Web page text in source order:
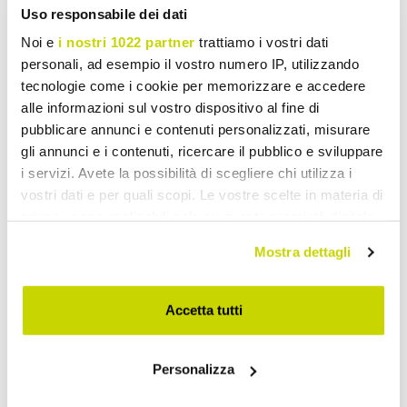
Uso responsabile dei dati
Noi e i nostri 1022 partner trattiamo i vostri dati
personali, ad esempio il vostro numero IP, utilizzando
tecnologie come i cookie per memorizzare e accedere
alle informazioni sul vostro dispositivo al fine di
pubblicare annunci e contenuti personalizzati, misurare
gli annunci e i contenuti, ricercare il pubblico e sviluppare
i servizi. Avete la possibilità di scegliere chi utilizza i
vostri dati e per quali scopi. Le vostre scelte in materia di
modificare o revocare il proprio consenso in qualsiasi
momento dalla Dichiarazione sui cookie o facendo clic
sull'icona di attivazione della privacy.
raccogliere informazioni sulla tua posizione
Mostra dettagli
Accetta tutti
Personalizza